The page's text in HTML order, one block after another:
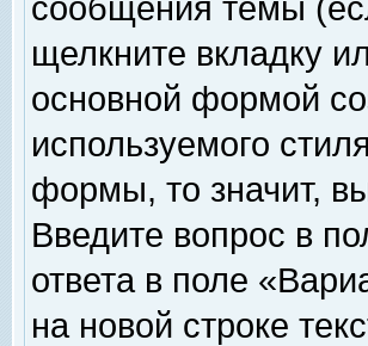
сообщения темы
щелкните вкладку
основной формой
используемого
формы, то значит,
Введите вопрос в
ответа в поле
на новой строке